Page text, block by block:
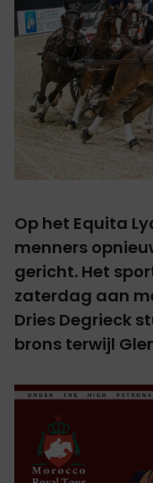
Op het Equita
menners
gericht. Het
zaterdag aan
Dries Degrieck
brons terwijl